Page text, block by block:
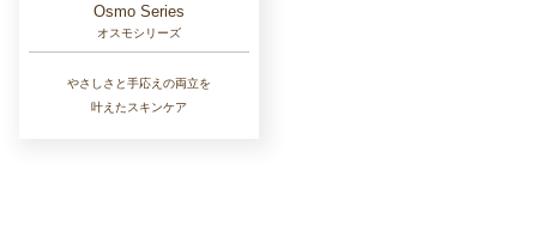
Osmo Series
オスモシリーズ
やさしさと手応えの両立を
叶えたスキンケア